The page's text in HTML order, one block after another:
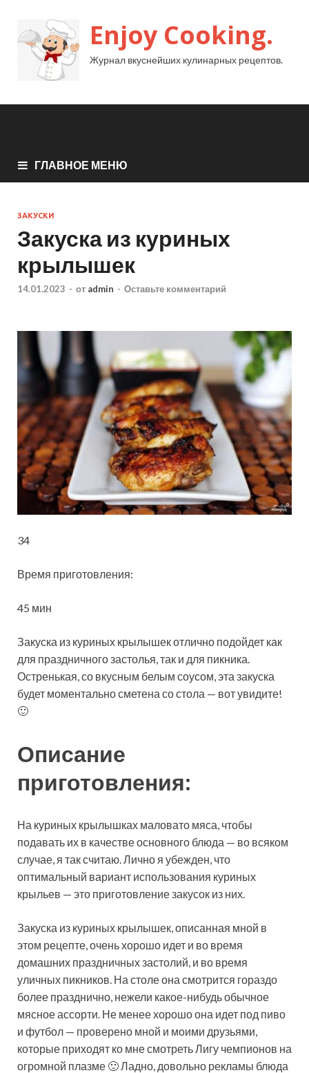
Enjoy Cooking.
Журнал вкуснейших кулинарных рецептов.
ГЛАВНОЕ МЕНЮ
ЗАКУСКИ
Закуска из куриных
крылышек
14.01.2023 - от admin - Оставьте комментарий
34
Время приготовления:
45 мин
Закуска из куриных крылышек отлично подойдет как
для праздничного застолья, так и для пикника.
Остренькая, со вкусным белым соусом, эта закуска
будет моментально сметена со стола — вот увидите!
🙂
Описание
приготовления:
На куриных крылышках маловато мяса, чтобы
подавать их в качестве основного блюда — во всяком
случае, я так считаю. Лично я убежден, что
оптимальный вариант использования куриных
крыльев — это приготовление закусок из них.
Закуска из куриных крылышек, описанная мной в
этом рецепте, очень хорошо идет и во время
домашних праздничных застолий, и во время
уличных пикников. На столе она смотрится гораздо
более празднично, нежели какое-нибудь обычное
мясное ассорти. Не менее хорошо она идет под пиво
и футбол — проверено мной и моими друзьями,
которые приходят ко мне смотреть Лигу чемпионов на
огромной плазме 🙂 Ладно, довольно рекламы блюда